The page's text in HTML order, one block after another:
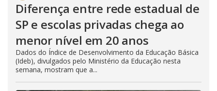
Diferença entre rede estadual de
SP e escolas privadas chega ao
menor nível em 20 anos
Dados do Índice de Desenvolvimento da Educação Básica
(Ideb), divulgados pelo Ministério da Educação nesta
semana, mostram que a...